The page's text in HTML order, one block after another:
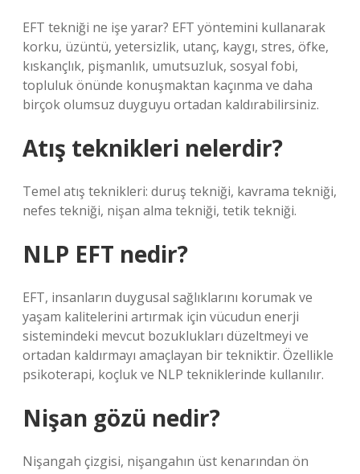
EFT tekniği ne işe yarar? EFT yöntemini kullanarak
korku, üzüntü, yetersizlik, utanç, kaygı, stres, öfke,
kıskançlık, pişmanlık, umutsuzluk, sosyal fobi,
topluluk önünde konuşmaktan kaçınma ve daha
birçok olumsuz duyguyu ortadan kaldırabilirsiniz.
Atış teknikleri nelerdir?
Temel atış teknikleri: duruş tekniği, kavrama tekniği,
nefes tekniği, nişan alma tekniği, tetik tekniği.
NLP EFT nedir?
EFT, insanların duygusal sağlıklarını korumak ve
yaşam kalitelerini artırmak için vücudun enerji
sistemindeki mevcut bozuklukları düzeltmeyi ve
ortadan kaldırmayı amaçlayan bir tekniktir. Özellikle
psikoterapi, koçluk ve NLP tekniklerinde kullanılır.
Nişan gözü nedir?
Nişangah çizgisi, nişangahın üst kenarından ön